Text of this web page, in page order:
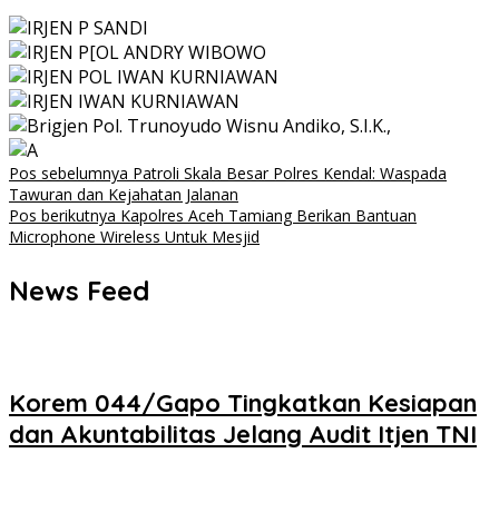
Navigasi
pos
Pos sebelumnya Patroli Skala Besar Polres Kendal: Waspada
Tawuran dan Kejahatan Jalanan
Pos berikutnya Kapolres Aceh Tamiang Berikan Bantuan
Microphone Wireless Untuk Mesjid
News Feed
Korem 044/Gapo Tingkatkan Kesiapan
dan Akuntabilitas Jelang Audit Itjen TNI